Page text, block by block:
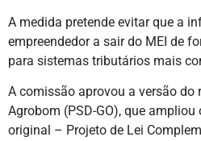
A medida pretende evitar que a
empreendedor a sair do MEI de
para sistemas tributários mais
A comissão aprovou a versão do
Agrobom (PSD-GO), que
original – Projeto de Lei